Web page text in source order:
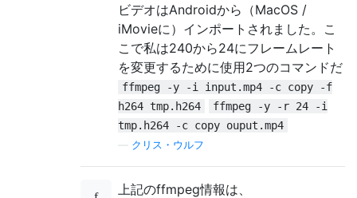
ビデオはAndroidから（MacOS /
iMovieに）インポートされました。こ
こで私は240から24にフレームレート
を変更するために使用2つのコマンドだ
ffmpeg -y -i input.mp4 -c copy -f
h264 tmp.h264
ffmpeg -y -r 24 -i
tmp.h264 -c copy ouput.mp4
クリス・ウルフ
上記のffmpeg情報は、